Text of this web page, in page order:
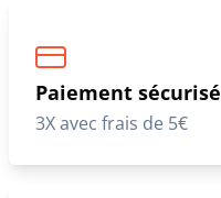
Paiement sécurisé
3X avec frais de 5€